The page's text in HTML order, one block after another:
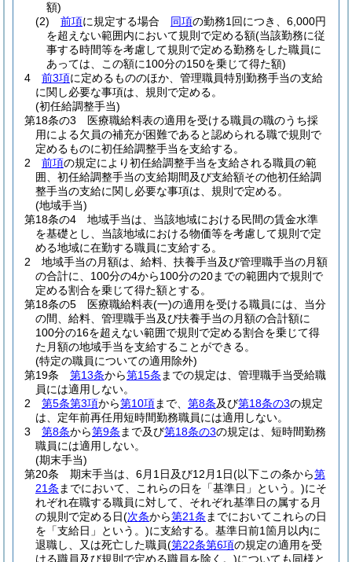
額)
(2)
前項に規定する場合 同項の勤務1回につき、6,000円
を超えない範囲内において規則で定める額(当該勤務に従
事する時間等を考慮して規則で定める勤務をした職員に
あっては、この額に100分の150を乗じて得た額)
4
前3項に定めるもののほか、管理職員特別勤務手当の支給
に関し必要な事項は、規則で定める。
(初任給調整手当)
第18条の3
医療職給料表の適用を受ける職員の職のうち採
用による欠員の補充が困難であると認められる職で規則で
定めるものに初任給調整手当を支給する。
2
前項の規定により初任給調整手当を支給される職員の範
囲、初任給調整手当の支給期間及び支給額その他初任給調
整手当の支給に関し必要な事項は、規則で定める。
(地域手当)
第18条の4
地域手当は、当該地域における民間の賃金水準
を基礎とし、当該地域における物価等を考慮して規則で定
める地域に在勤する職員に支給する。
2
地域手当の月額は、給料、扶養手当及び管理職手当の月額
の合計に、100分の4から100分の20までの範囲内で規則で
定める割合を乗じて得た額とする。
第18条の5
医療職給料表(一)の適用を受ける職員には、当分
の間、給料、管理職手当及び扶養手当の月額の合計額に
100分の16を超えない範囲で規則で定める割合を乗じて得
た月額の地域手当を支給することができる。
(特定の職員についての適用除外)
第19条
第13条から第15条 までの規定は、管理職手当受給職
員には適用しない。
2
第5条第3項から第10項まで、 第8条及び第18条の3の規定
は、定年前再任用短時間勤務職員には適用しない。
3
第8条から第9条 まで及び第18条の3の規定は、短時間勤務
職員には適用しない。
(期末手当)
第20条
期末手当は、6月1日及び12月1日(以下この条から第
21条 までにおいて、これらの日を「基準日」という。)にそ
れぞれ在職する職員に対して、それぞれ基準日の属する月
の規則で定める日(次条から第21条 までにおいてこれらの日
を「支給日」という。)に支給する。 基準日前1箇月以内に
退職し、又は死亡した職員(第22条第6項の規定の適用を受
ける職員及び規則で定める職員を除く。)についても同様と